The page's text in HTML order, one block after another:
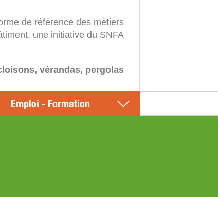
de référence des métiers
une initiative du SNFA
vérandas, pergolas
Emploi - Formation